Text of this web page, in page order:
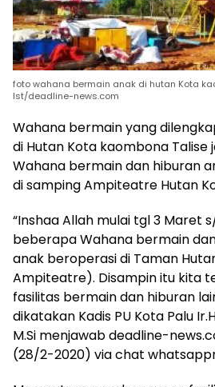
foto wahana bermain anak di hutan Kota
Ist/deadline-news.com
Wahana bermain yang
di Hutan Kota kaombona Talise
Wahana bermain dan hiburan
di samping Ampiteatre Hutan
“Inshaa Allah mulai tgl 3 Maret
beberapa Wahana bermain
anak beroperasi di Taman
Ampiteatre). Disampin itu kita
fasilitas bermain dan hiburan
dikatakan Kadis PU Kota Palu
M.Si menjawab deadline-
(28/2-2020) via chat